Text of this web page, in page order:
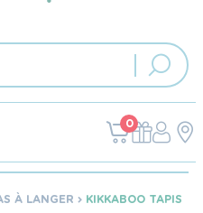
0
À LANGER
KIKKABOO TAPIS